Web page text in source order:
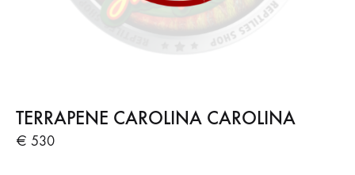
TERRAPENE CAROLINA CAROLINA
€ 530